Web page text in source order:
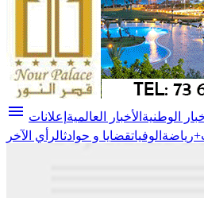
menu الوطنية الأخبار العالمية إعلانات
رياضة الوفياتقضايا و حوادثالرأي الآخر